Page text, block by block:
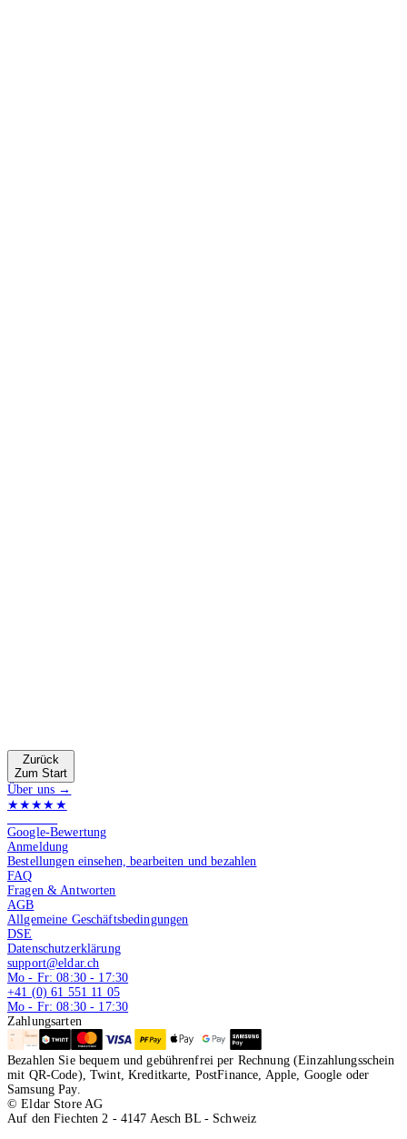
Zurück
Zum Start
Über uns →
★★★★★
Google-Bewertung
Anmeldung
Bestellungen einsehen, bearbeiten und bezahlen
FAQ
Fragen & Antworten
AGB
Allgemeine Geschäftsbedingungen
DSE
Datenschutzerklärung
support@eldar.ch
Mo - Fr: 08:30 - 17:30
+41 (0) 61 551 11 05
Mo - Fr: 08:30 - 17:30
Zahlungsarten
Bezahlen Sie bequem und gebührenfrei per Rechnung (Einzahlungsschein
mit QR-Code), Twint, Kreditkarte, PostFinance, Apple, Google oder
Samsung Pay.
© Eldar Store AG
Auf den Fiechten 2 - 4147 Aesch BL - Schweiz